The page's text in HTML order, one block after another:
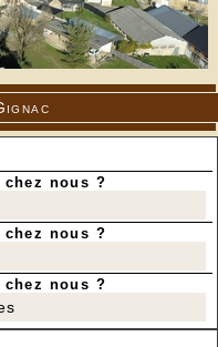
nous ?
nous ?
nous ?